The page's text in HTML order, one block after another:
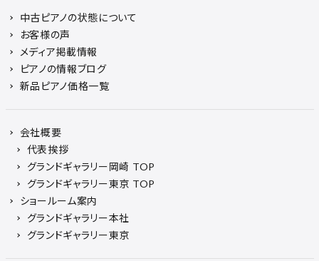
中古ピアノの状態について
お客様の声
メディア掲載情報
ピアノの情報ブログ
新品ピアノ価格一覧
会社概要
代表挨拶
グランドギャラリー岡崎 TOP
グランドギャラリー東京 TOP
ショールーム案内
グランドギャラリー本社
グランドギャラリー東京